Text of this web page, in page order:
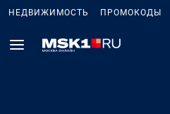
НЕДВИЖИМОСТЬ ПРОМОКОДЫ